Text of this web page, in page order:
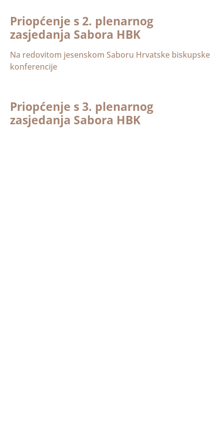
Priopćenje s 2. plenarnog
zasjedanja Sabora HBK
Na redovitom jesenskom Saboru Hrvatske biskupske
konferencije
Priopćenje s 3. plenarnog
zasjedanja Sabora HBK